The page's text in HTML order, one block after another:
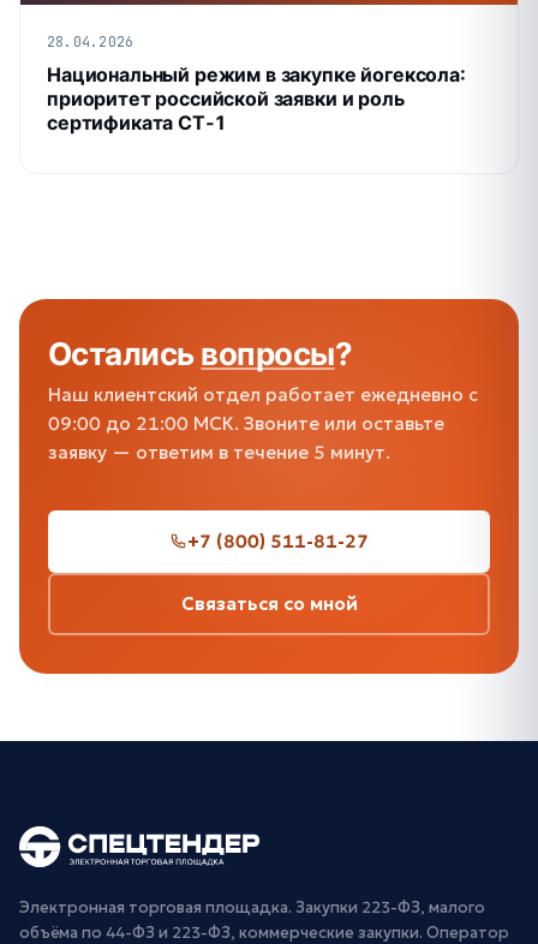
28.04.2026
Национальный режим в закупке йогексола:
приоритет российской заявки и роль
сертификата СТ‑1
Осталисьвопросы?
Наш клиентский отдел работает ежедневно с
09:00 до 21:00 МСК. Звоните или оставьте
заявку — ответим в течение 5 минут.
+7 (800) 511-81-27
Связаться со мной
Электронная торговая площадка. Закупки 223-ФЗ, малого
объёма по 44-ФЗ и 223-ФЗ, коммерческие закупки. Оператор